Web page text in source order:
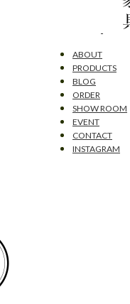
ABOUT
PRODUCTS
BLOG
ORDER
SHOW ROOM
EVENT
CONTACT
INSTAGRAM